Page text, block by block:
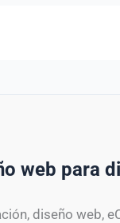
web para
diseño web,